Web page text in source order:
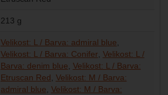
213 g
Velikost: L / Barva: admiral blue
Velikost: L / Barva: Conifer Velikost: L /
Barva: denim blue Velikost: L / Barva:
Etruscan Red Velikost: M / Barva:
admiral blue Velikost: M / Barva: